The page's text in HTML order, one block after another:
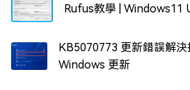
Rufus教學 | Windows11
KB5070773 更新錯誤解
Windows 更新